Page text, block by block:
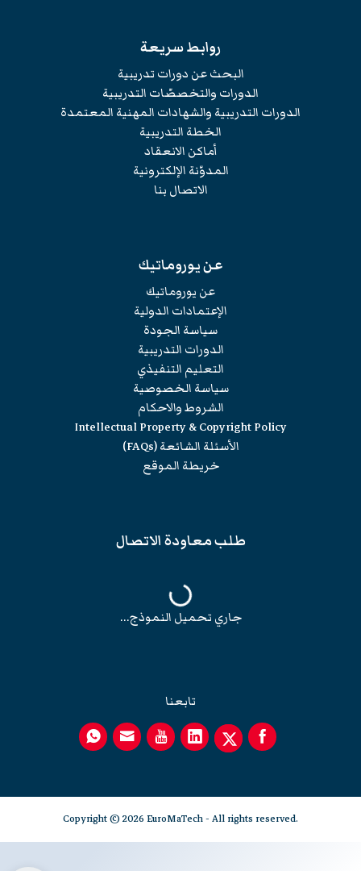
روابط سريعة
البحث عن دورات تدريبية
الدورات والتخصصّات التدريبية
الدورات التدريبية والشهادات المهنية المعتمدة
الخطة التدريبية
أماكن الانعقاد
المدوّنة الإلكترونية
الاتصال بنا
عن يوروماتيك
عن يوروماتيك
الإعتمادات الدولية
سياسة الجودة
الدورات التدريبية
التعليم التنفيذي
سياسة الخصوصية
الشروط والاحكام
Intellectual Property & Copyright Policy
الأسئلة الشائعة (FAQs)
خريطة الموقع
طلب معاودة الاتصال
جاري تحميل النموذج...
تابعنا
Copyright © 2026 EuroMaTech - All rights reserved.